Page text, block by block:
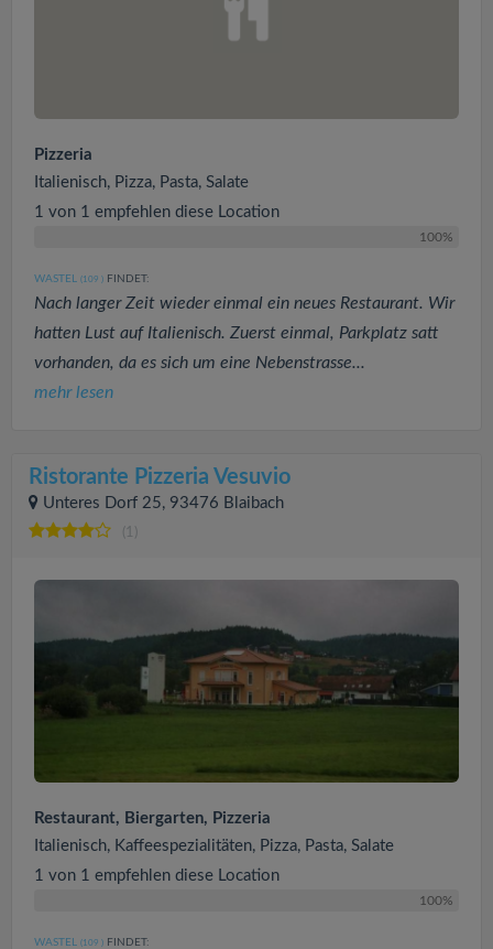
Pizzeria
Italienisch, Pizza, Pasta, Salate
1 von 1 empfehlen diese Location
100%
WASTEL (109 ) FINDET:
Nach langer Zeit wieder einmal ein neues Restaurant. Wir
hatten Lust auf Italienisch. Zuerst einmal, Parkplatz satt
vorhanden, da es sich um eine Nebenstrasse...
mehr lesen
Ristorante Pizzeria Vesuvio
Unteres Dorf 25, 93476 Blaibach
(1)
Restaurant, Biergarten, Pizzeria
Italienisch, Kaffeespezialitäten, Pizza, Pasta, Salate
1 von 1 empfehlen diese Location
100%
WASTEL (109 ) FINDET: